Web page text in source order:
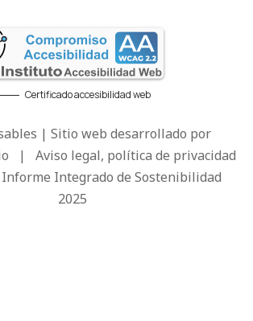
Certificado accesibilidad web
| Sitio web desarrollado por
| Aviso legal, política de privacidad
Informe Integrado de Sostenibilidad
2025